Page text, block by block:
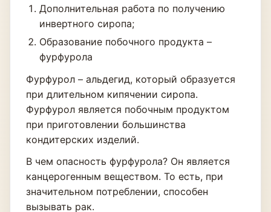
Дополнительная работа по получению
инвертного сиропа;
Образование побочного продукта –
фурфурола
Фурфурол – альдегид, который образуется
при длительном кипячении сиропа.
Фурфурол является побочным продуктом
при приготовлении большинства
кондитерских изделий.
В чем опасность фурфурола? Он является
канцерогенным веществом. То есть, при
значительном потреблении, способен
вызывать рак.